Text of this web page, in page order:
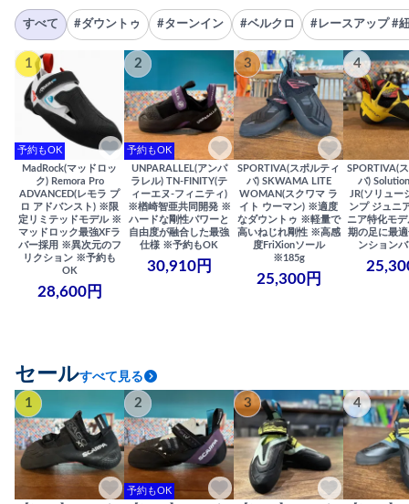
すべて #ダウントゥ #ターンイン #ベルクロ #レースアップ #
1
予約もOK
MadRock(マッドロッ
ク) Remora Pro
ADVANCED(レモラ プ
ロ アドバンスト) ※限
定リミテッドモデル ※
マッドロック最強XFラ
バー採用 ※異次元のフ
リクション ※予約も
OK
28,600円
2
予約もOK
UNPARALLEL(アンパ
ラレル) TN-FINITY(テ
ィーエヌ-フィニティ)
※楢崎智亜共同開発 ※
ハードな剛性パワーと
自由度が融合した最強
仕様 ※予約もOK
30,910円
3
SPORTIVA(スポルティ
バ) SKWAMA LITE
WOMAN(スクワマ ラ
イト ウーマン) ※適度
なダウントゥ ※軽量で
高いねじれ剛性 ※高感
度FriXionソール
※185g
25,300円
4
SPORTIVA(
バ)
JR(ソリュー
ンプ ジュニ
ニア特化モ
期の足に最
ンション
セールすべて見る
1 2
予約もOK
3 4